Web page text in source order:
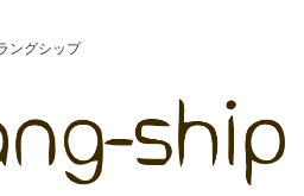
ングシップ